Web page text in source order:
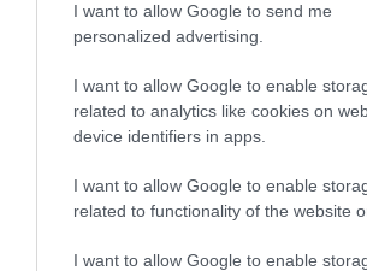
I want to allow Google to send me
personalized advertising.
I want to allow Google to enable
related to analytics like cookies on
device identifiers in apps.
I want to allow Google to enable
related to functionality of the website
I want to allow Google to enable
A VIDEÓHÍVÁS NEM ÖLELÉS,
DE NÉHA ÉLETMENTŐ LEHET:
MAGÁNY ELLEN
2026. JÚLIUS 28.
A
JÖVŐ